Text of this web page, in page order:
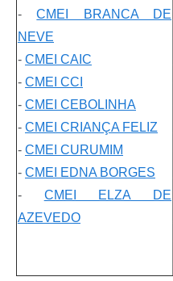
-CMEI BRANCA DE
NEVE
- CMEI CAIC
- CMEI CCI
- CMEI CEBOLINHA
- CMEI CRIANÇA FELIZ
- CMEI CURUMIM
- CMEI EDNA BORGES
- CMEI ELZA DE
AZEVEDO